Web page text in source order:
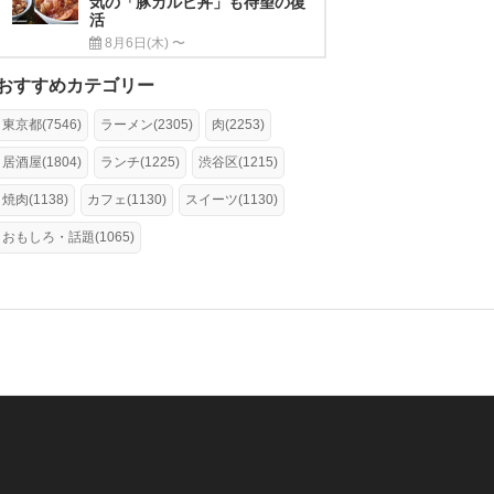
活
8月6日(木) 〜
すすめカテゴリー
東京都(7546) ラーメン(2305) 肉(2253)
居酒屋(1804) ランチ(1225) 渋谷区(1215)
焼肉(1138) カフェ(1130) スイーツ(1130)
おもしろ・話題(1065)